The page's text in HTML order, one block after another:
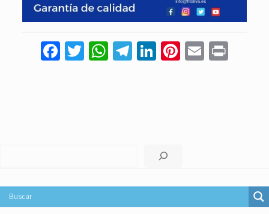
Facebook
Twitter
WhatsApp
Telegram
LinkedIn
Pinterest
Email